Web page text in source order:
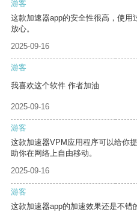
游客
这款加速器app的安全性很高，使用
放心。
2025-09-16
游客
我喜欢这个软件 作者加油
2025-09-16
游客
这款加速器VPM应用程序可以给你
助你在网络上自由移动。
2025-09-16
游客
这款加速器app的加速效果还是不